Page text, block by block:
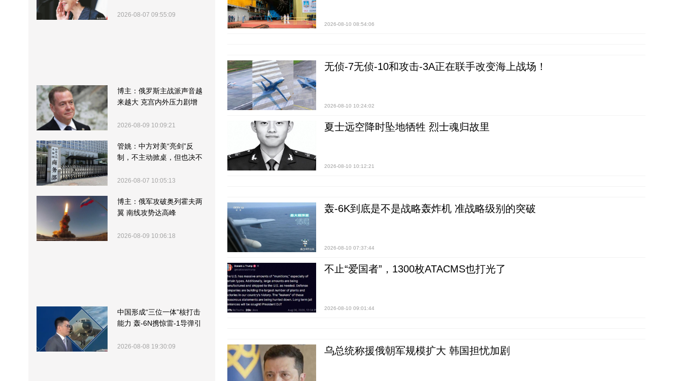
2026-08-07 09:55:09
博主：俄罗斯主战派声音越
来越大 克宫内外压力剧增
2026-08-09 10:09:21
管姚：中方对美“亮剑”反
制，不主动掀桌，但也决不
2026-08-07 10:05:13
博主：俄军攻破奥列霍夫两
翼 南线攻势达高峰
2026-08-09 10:06:18
中国形成“三位一体”核打击
能力 轰-6N携惊雷-1导弹引
2026-08-08 19:30:09
2026-08-10 08:54:06
无侦-7无侦-10和攻击-3A正在联手改变海上战场！
2026-08-10 10:24:02
夏士远空降时坠地牺牲 烈士魂归故里
2026-08-10 10:12:21
轰-6K到底是不是战略轰炸机 准战略级别的突破
2026-08-10 07:37:44
不止“爱国者”，1300枚ATACMS也打光了
2026-08-10 09:01:44
乌总统称援俄朝军规模扩大 韩国担忧加剧